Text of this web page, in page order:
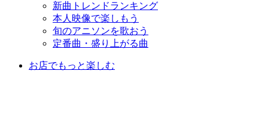
新曲トレンドランキング
本人映像で楽しもう
旬のアニソンを歌おう
定番曲・盛り上がる曲
お店でもっと楽しむ